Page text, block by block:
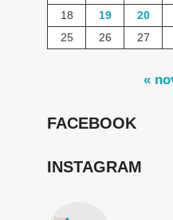
18
19 20
25
26 27
«
FACEBOOK
INSTAGRAM